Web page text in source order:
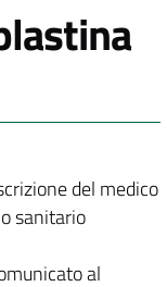
del medico
sanitario
al